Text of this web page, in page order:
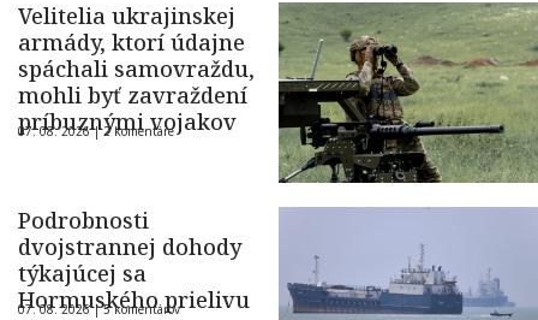
Velitelia ukrajinskej
armády, ktorí údajne
spáchali samovraždu,
mohli byť zavraždení
príbuznými vojakov
07. 08. 2026 |2 komentáre
Podrobnosti
dvojstrannej dohody
týkajúcej sa
Hormuského prielivu
07. 08. 2026 |5 komentárov